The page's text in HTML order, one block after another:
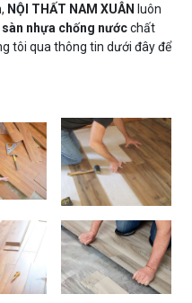
NỘI THẤT NAM XUÂN luôn
sàn nhựa chống nướcchất
tôi qua thông tin dưới đây để